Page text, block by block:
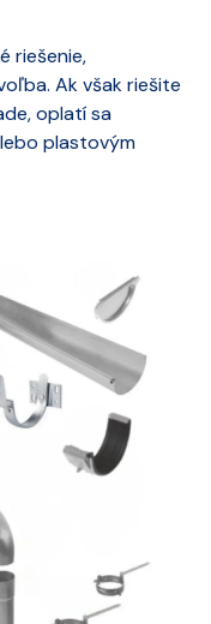
riešenie,
Ak však riešite
oplatí sa
plastovým